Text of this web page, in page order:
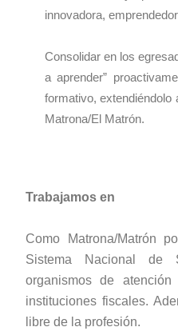
innovadora,
Consolidar en los
a aprender”
formativo, extendiéndolo
Matrona/El Matrón.
Trabajamos en
Como Matrona/Matrón
Sistema Nacional de
organismos de
instituciones fiscales.
libre de la profesión.